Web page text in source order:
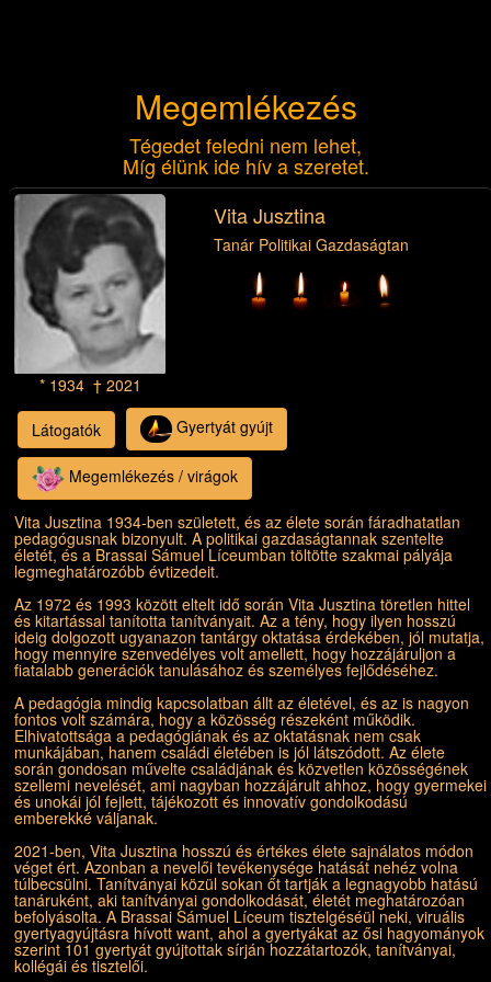
Megemlékezés
Tégedet feledni nem lehet,
Míg élünk ide hív a szeretet.
* 1934 † 2021
Vita Jusztina
Tanár Politikai Gazdaságtan
Látogatók Gyertyát gyújt
Megemlékezés / virágok
Vita Jusztina 1934-ben született, és az élete során fáradhatatlan
pedagógusnak bizonyult. A politikai gazdaságtannak szentelte
életét, és a Brassai Sámuel Líceumban töltötte szakmai pályája
legmeghatározóbb évtizedeit.
Az 1972 és 1993 között eltelt idő során Vita Jusztina töretlen hittel
és kitartással tanította tanítványait. Az a tény, hogy ilyen hosszú
ideig dolgozott ugyanazon tantárgy oktatása érdekében, jól mutatja,
hogy mennyire szenvedélyes volt amellett, hogy hozzájáruljon a
fiatalabb generációk tanulásához és személyes fejlődéséhez.
A pedagógia mindig kapcsolatban állt az életével, és az is nagyon
fontos volt számára, hogy a közösség részeként működik.
Elhivatottsága a pedagógiának és az oktatásnak nem csak
munkájában, hanem családi életében is jól látszódott. Az élete
során gondosan művelte családjának és közvetlen közösségének
szellemi nevelését, ami nagyban hozzájárult ahhoz, hogy gyermekei
és unokái jól fejlett, tájékozott és innovatív gondolkodású
emberekké váljanak.
2021-ben, Vita Jusztina hosszú és értékes élete sajnálatos módon
véget ért. Azonban a nevelői tevékenysége hatását nehéz volna
túlbecsülni. Tanítványai közül sokan őt tartják a legnagyobb hatású
tanáruként, aki tanítványai gondolkodását, életét meghatározóan
befolyásolta. A Brassai Sámuel Líceum tisztelgéséül neki, viruális
gyertyagyújtásra hívott want, ahol a gyertyákat az ősi hagyományok
szerint 101 gyertyát gyújtottak sírján hozzátartozók, tanítványai,
kollégái és tisztelői.